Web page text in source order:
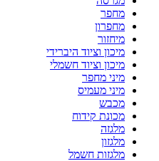
מחפר
מחפרון
מיחזור
מיכון וציוד היברידי
מיכון וציוד חשמלי
מיני מחפר
מיני מעמיס
מכבש
מכונת קידוח
מלגזה
מלגזון
מלגזות חשמל